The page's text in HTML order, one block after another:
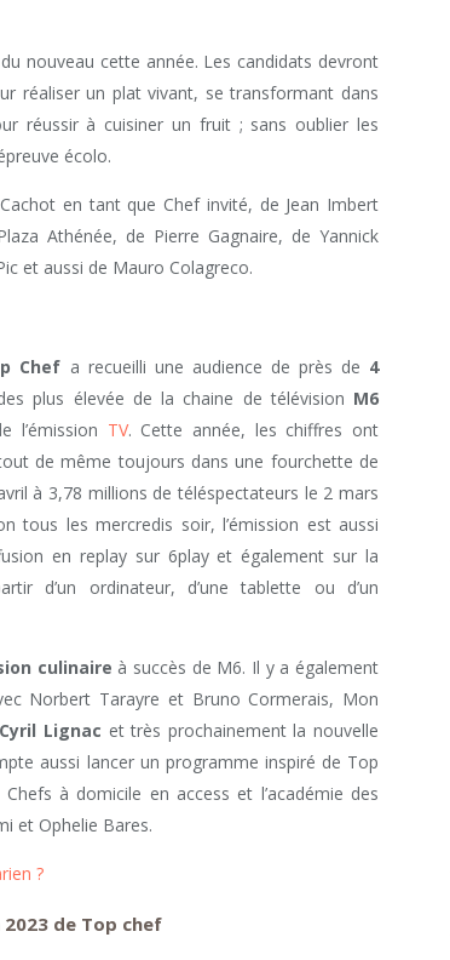
nouveau cette année. Les candidats devront
réaliser un plat vivant, se transformant dans
réussir à cuisiner un fruit ; sans oublier les
écolo.
en tant que Chef invité, de Jean Imbert
Athénée, de Pierre Gagnaire, de Yannick
et aussi de Mauro Colagreco.
Chef a recueilli une audience de près de 4
plus élevée de la chaine de télévision M6
l’émission TV. Cette année, les chiffres ont
de même toujours dans une fourchette de
à 3,78 millions de téléspectateurs le 2 mars
tous les mercredis soir, l’émission est aussi
en replay sur 6play et également sur la
d’un ordinateur, d’une tablette ou d’un
culinaire à succès de M6. Il y a également
Norbert Tarayre et Bruno Cormerais, Mon
Cyril Lignac et très prochainement la nouvelle
aussi lancer un programme inspiré de Top
à domicile en access et l’académie des
et Ophelie Bares.
?
de Top chef